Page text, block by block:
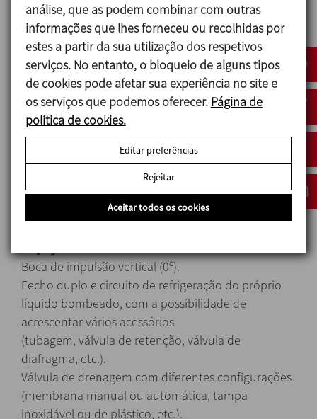
tungsténio/carboneto de silício
- Juntas tóricas em EPDM, com certificação FDA e
USP Classe VI
- Purga no corpo CLAMP de ½”
- Conexões CLAMP OD
- Certificado de materiais 3.1 (em conformidade
com a norma EN10204)
- Certificado de juntas 2.1 (em conformidade com a
norma EN10204)
- Certificado de rugosidade
Boca de impulsão vertical (0º).
Fecho duplo e circuito de refrigeração do próprio
líquido bombeado, com a possibilidade de
acrescentar vários acessórios
(tubagem, válvula de retenção, válvula de
diafragma, etc.).
Válvula de drenagem com diferentes configurações
(membrana manual ou automática, tampa
inoxidável ou de plástico, etc.).
análise, que as podem combinar com outras
informações que lhes forneceu ou recolhidas por
estes a partir da sua utilização dos respetivos
serviços. No entanto, o bloqueio de alguns tipos
de cookies pode afetar sua experiência no site e
os serviços que podemos oferecer. Página de
política de cookies.
Editar preferências
Rejeitar
Aceitar todos os cookies